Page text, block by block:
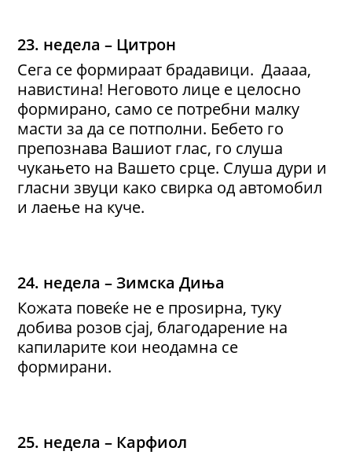
23. недела – Цитрон
Сега се формираат брадавици. Даааа,
навистина! Неговото лице е целосно
формирано, само се потребни малку
масти за да се потполни. Бебето го
препознава Вашиот глас, го слуша
чукањето на Вашето срце. Слуша дури и
гласни звуци како свирка од автомобил
и лаење на куче.
24. недела – Зимска Диња
Кожата повеќе не е проѕирна, туку
добива розов сјај, благодарение на
капиларите кои неодамна се
формирани.
25. недела – Карфиол